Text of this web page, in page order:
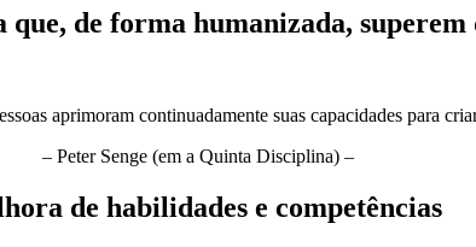
de forma humanizada,
aprimoram continuadamente suas capacidades para
– Peter Senge (em a Quinta Disciplina) –
de habilidades e competências